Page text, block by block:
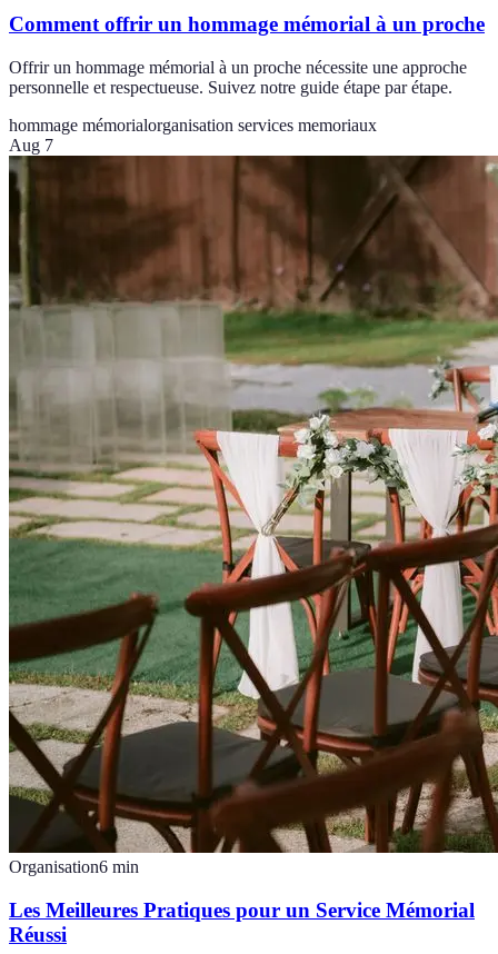
Comment offrir un hommage mémorial à un proche
Offrir un hommage mémorial à un proche nécessite une approche
personnelle et respectueuse. Suivez notre guide étape par étape.
hommage mémorialorganisation services memoriaux
Aug 7
Organisation6 min
Les Meilleures Pratiques pour un Service Mémorial
Réussi